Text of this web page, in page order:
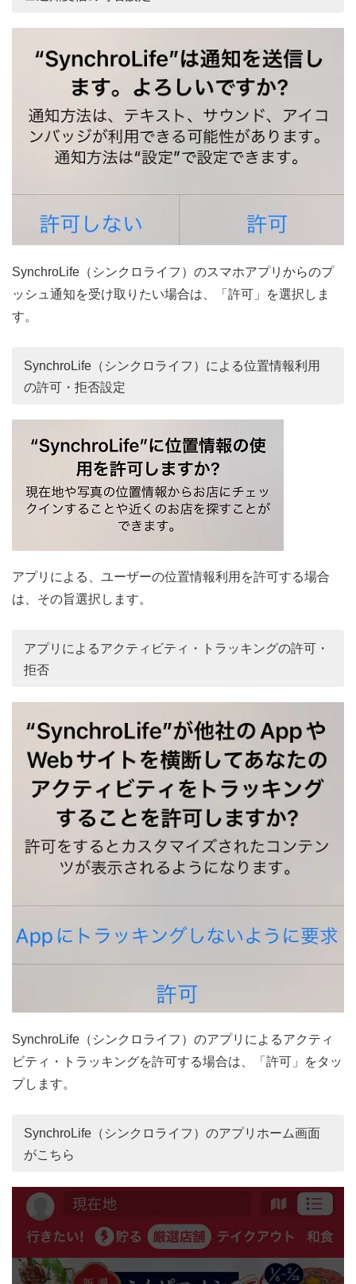
SynchroLife（シンクロライフ）のスマホアプリからのプ
ッシュ通知を受け取りたい場合は、「許可」を選択しま
す。
SynchroLife（シンクロライフ）による位置情報利用
の許可・拒否設定
アプリによる、ユーザーの位置情報利用を許可する場合
は、その旨選択します。
アプリによるアクティビティ・トラッキングの許可・
拒否
SynchroLife（シンクロライフ）のアプリによるアクティ
ビティ・トラッキングを許可する場合は、「許可」をタッ
プします。
SynchroLife（シンクロライフ）のアプリホーム画面
がこちら